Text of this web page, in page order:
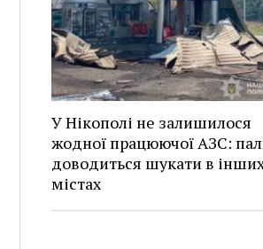
У Нікополі не залишилося
жодної працюючої АЗС:
доводиться шукати в
містах